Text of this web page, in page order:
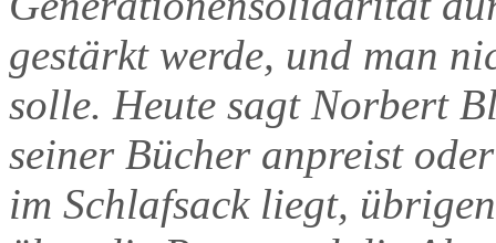
gestärkt werde, und man
solle. Heute sagt Norbert
seiner Bücher anpreist
im Schlafsack liegt,